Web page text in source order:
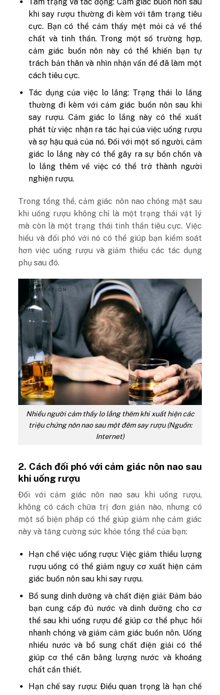
khi say rượu thường đi kèm với tâm trạng tiêu
cực. Bạn có thể cảm thấy mệt mỏi cả về thể
chất và tinh thần. Trong một số trường hợp,
cảm giác buồn nôn này có thể khiến bạn tự
trách bản thân và nhìn nhận vấn đề đã làm một
cách tiêu cực.
Tác dụng của việc lo lắng: Trạng thái lo lắng
thường đi kèm với cảm giác buồn nôn sau khi
say rượu. Cảm giác lo lắng này có thể xuất
phát từ việc nhận ra tác hại của việc uống rượu
và sợ hậu quả của nó. Đối với một số người, cảm
giác lo lắng này có thể gây ra sự bồn chồn và
lo lắng thêm về việc có thể trở thành người
nghiện rượu.
Trong tổng thể, cảm giác nôn nao chóng mặt sau
khi uống rượu không chỉ là một trạng thái vật lý
mà còn là một trạng thái tinh thần tiêu cực. Việc
hiểu và đối phó với nó có thể giúp bạn kiểm soát
hơn việc uống rượu và giảm thiểu các tác dụng
phụ sau đó.
Nhiều người cảm thấy lo lắng thêm khi xuất hiện các
triệu chứng nôn nao sau một đêm say rượu (Nguồn:
Internet)
2. Cách đối phó với cảm giác nôn nao sau
khi uống rượu
Đối với cảm giác nôn nao sau khi uống rượu,
không có cách chữa trị đơn giản nào, nhưng có
một số biện pháp có thể giúp giảm nhẹ cảm giác
này và tăng cường sức khỏe tổng thể của bạn:
Hạn chế việc uống rượu: Việc giảm thiểu lượng
rượu uống có thể giảm nguy cơ xuất hiện cảm
giác buồn nôn sau khi say rượu.
Bổ sung dinh dưỡng và chất điện giải: Đảm bảo
bạn cung cấp đủ nước và dinh dưỡng cho cơ
thể sau khi uống rượu để giúp cơ thể phục hồi
nhanh chóng và giảm cảm giác buồn nôn. Uống
nhiều nước và bổ sung chất điện giải có thể
giúp cơ thể cân bằng lượng nước và khoáng
chất cần thiết.
Hạn chế say rượu: Điều quan trọng là hạn chế